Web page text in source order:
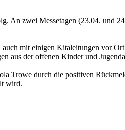
zwei Messetagen (23.04. und
mit einigen Kitaleitungen vor
aus der offenen Kinder und
Trowe durch die positiven
wird.